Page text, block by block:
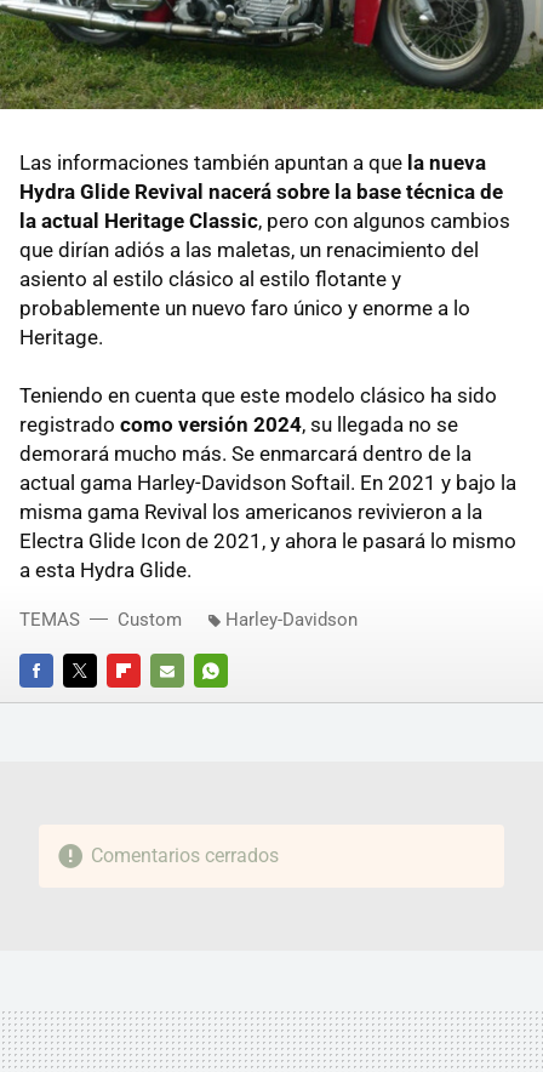
Las informaciones también apuntan a que la nueva
Hydra Glide Revival nacerá sobre la base técnica de
la actual Heritage Classic, pero con algunos cambios
que dirían adiós a las maletas, un renacimiento del
asiento al estilo clásico al estilo flotante y
probablemente un nuevo faro único y enorme a lo
Heritage.
Teniendo en cuenta que este modelo clásico ha sido
registrado como versión 2024, su llegada no se
demorará mucho más. Se enmarcará dentro de la
actual gama Harley-Davidson Softail. En 2021 y bajo la
misma gama Revival los americanos revivieron a la
Electra Glide Icon de 2021, y ahora le pasará lo mismo
a esta Hydra Glide.
FACEBOOKTWITTERFLIPBOARD
E-
WHATSAPP
TEMAS Custom Harley-Davidson
Comentarios cerrados